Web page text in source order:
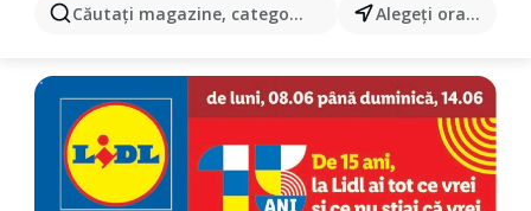
Căutaţi magazine, categorii, produse... Alegeţi oraşul